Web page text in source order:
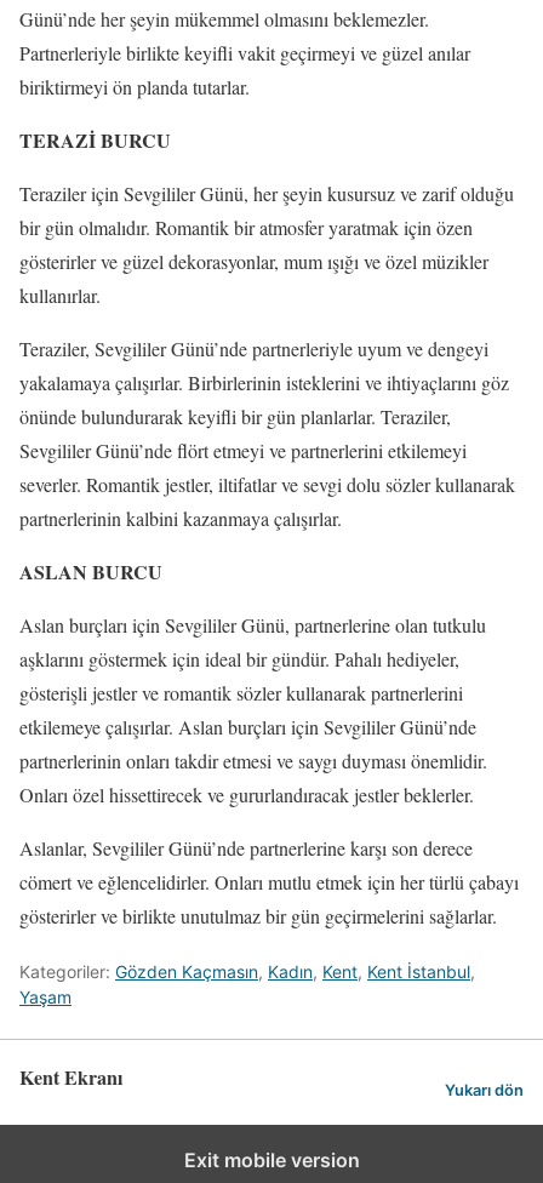
Günü’nde her şeyin mükemmel olmasını beklemezler.
Partnerleriyle birlikte keyifli vakit geçirmeyi ve güzel anılar
biriktirmeyi ön planda tutarlar.
TERAZİ BURCU
Teraziler için Sevgililer Günü, her şeyin kusursuz ve zarif olduğu
bir gün olmalıdır. Romantik bir atmosfer yaratmak için özen
gösterirler ve güzel dekorasyonlar, mum ışığı ve özel müzikler
kullanırlar.
Teraziler, Sevgililer Günü’nde partnerleriyle uyum ve dengeyi
yakalamaya çalışırlar. Birbirlerinin isteklerini ve ihtiyaçlarını göz
önünde bulundurarak keyifli bir gün planlarlar. Teraziler,
Sevgililer Günü’nde flört etmeyi ve partnerlerini etkilemeyi
severler. Romantik jestler, iltifatlar ve sevgi dolu sözler kullanarak
partnerlerinin kalbini kazanmaya çalışırlar.
ASLAN BURCU
Aslan burçları için Sevgililer Günü, partnerlerine olan tutkulu
aşklarını göstermek için ideal bir gündür. Pahalı hediyeler,
gösterişli jestler ve romantik sözler kullanarak partnerlerini
etkilemeye çalışırlar. Aslan burçları için Sevgililer Günü’nde
partnerlerinin onları takdir etmesi ve saygı duyması önemlidir.
Onları özel hissettirecek ve gururlandıracak jestler beklerler.
Aslanlar, Sevgililer Günü’nde partnerlerine karşı son derece
cömert ve eğlencelidirler. Onları mutlu etmek için her türlü çabayı
gösterirler ve birlikte unutulmaz bir gün geçirmelerini sağlarlar.
Kategoriler: Gözden Kaçmasın, Kadın, Kent, Kent İstanbul,
Yaşam
Kent Ekranı Yukarı dön
Exit mobile version